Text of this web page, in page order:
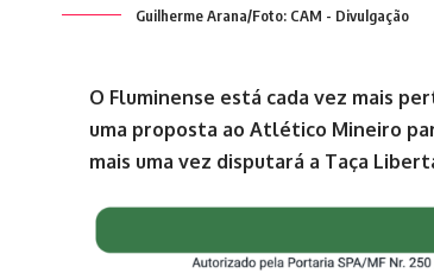
Guilherme Arana/Foto: CAM - Divulgação
O Fluminense está cada vez mais
uma proposta ao Atlético Mineiro
mais uma vez disputará a Taça